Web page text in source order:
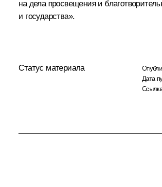
на дела просвещения и
и государства».
Статус материала
Дата